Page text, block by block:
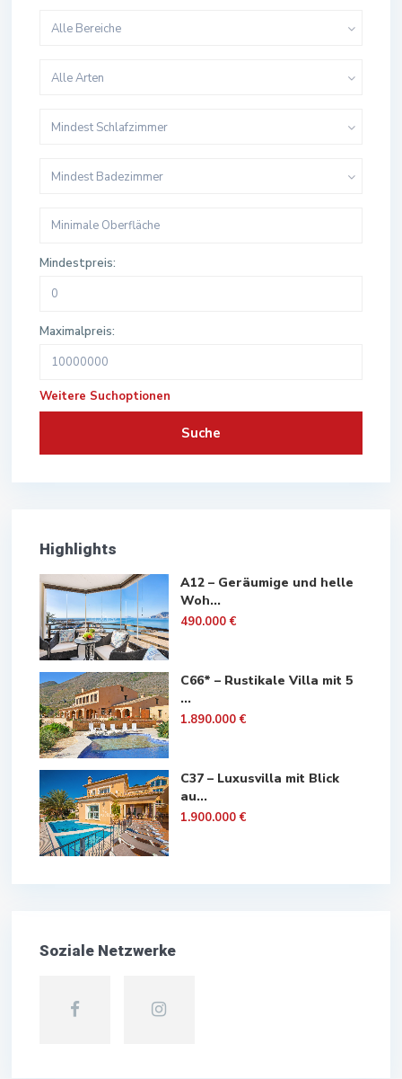
Alle Bereiche
Alle Arten
Mindest Schlafzimmer
Mindest Badezimmer
Mindestpreis:
Maximalpreis:
Weitere Suchoptionen
Suche
Highlights
A12 – Geräumige und helle
Woh...
490.000 €
C66* – Rustikale Villa mit 5
...
1.890.000 €
C37 – Luxusvilla mit Blick
au...
1.900.000 €
Soziale Netzwerke